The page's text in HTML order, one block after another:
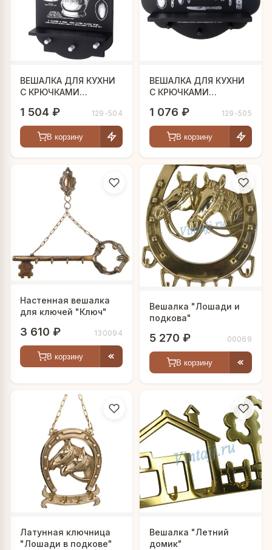
ВЕШАЛКА ДЛЯ КУХНИ
С КРЮЧКАМИ
1 504 ₽ 129-504
В корзину
ВЕШАЛКА ДЛЯ КУХНИ
С КРЮЧКАМИ
1 076 ₽ 129-505
В корзину
Настенная вешалка
для ключей "Ключ"
3 610 ₽ 130094
В корзину
Вешалка "Лошади и
подкова"
5 270 ₽ 00069
В корзину
Латунная ключница
"Лошади в подкове"
Вешалка "Летний
домик"